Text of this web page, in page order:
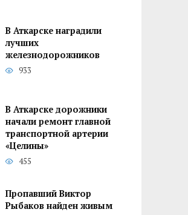
В Аткарске наградили
лучших
железнодорожников
933
В Аткарске дорожники
начали ремонт главной
транспортной артерии
«Целины»
455
Пропавший Виктор
Рыбаков найден живым